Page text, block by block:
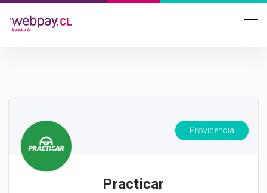
Providencia
Practicar